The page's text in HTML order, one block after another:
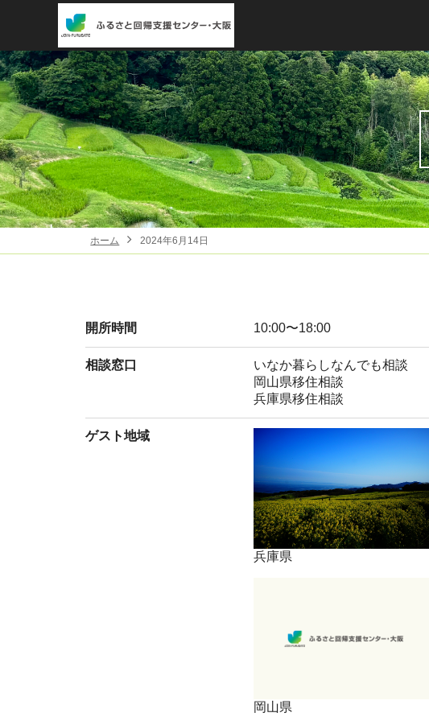
ホーム 2024年6月14日
開所時間 10:00〜18:00
相談窓口
いなか暮らしなんでも相談
岡山県移住相談
兵庫県移住相談
ゲスト地域
兵庫県
岡山県